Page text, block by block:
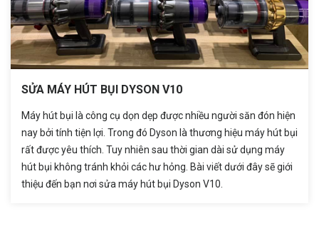
SỬA MÁY HÚT BỤI DYSON V10
Máy hút bụi là công cụ dọn dẹp được nhiều người săn đón hiện
nay bởi tính tiện lợi. Trong đó Dyson là thương hiệu máy hút bụi
rất được yêu thích. Tuy nhiên sau thời gian dài sử dụng máy
hút bụi không tránh khỏi các hư hỏng. Bài viết dưới đây sẽ giới
thiệu đến bạn nơi sửa máy hút bụi Dyson V10.